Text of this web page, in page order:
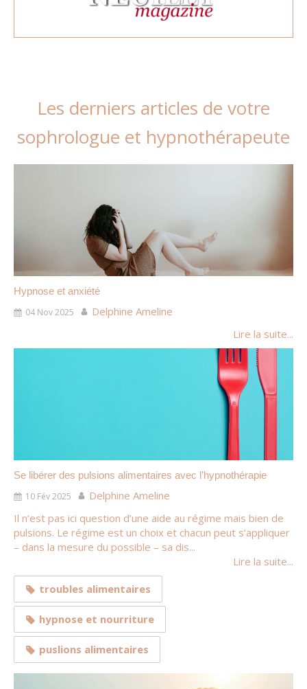
Les derniers articles de votre
sophrologue et hypnothérapeute
Hypnose et anxiété
04 Nov 2025
Delphine Ameline
Lire la suite...
Se libérer des pulsions alimentaires avec l’hypnothérapie
10 Fév 2025
Delphine Ameline
Il n’est pas ici question d’une aide au régime mais bien de
pulsions. Le régime est un choix et chacun peut s’appliquer
– dans la mesure du possible – sa dis...
Lire la suite...
troubles alimentaires
hypnose et nourriture
puslions alimentaires